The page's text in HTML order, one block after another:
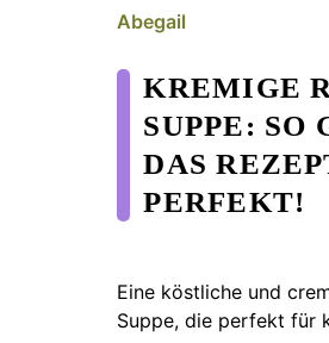
Abegail
KREMIGE
SUPPE: SO
DAS
PERFEKT!
Eine köstliche und
Suppe, die perfekt für